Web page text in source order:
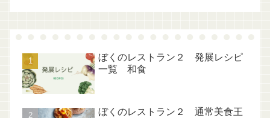
ぼくのレストラン２ 発展レシピ
一覧 和食
ぼくのレストラン２ 通常美食王